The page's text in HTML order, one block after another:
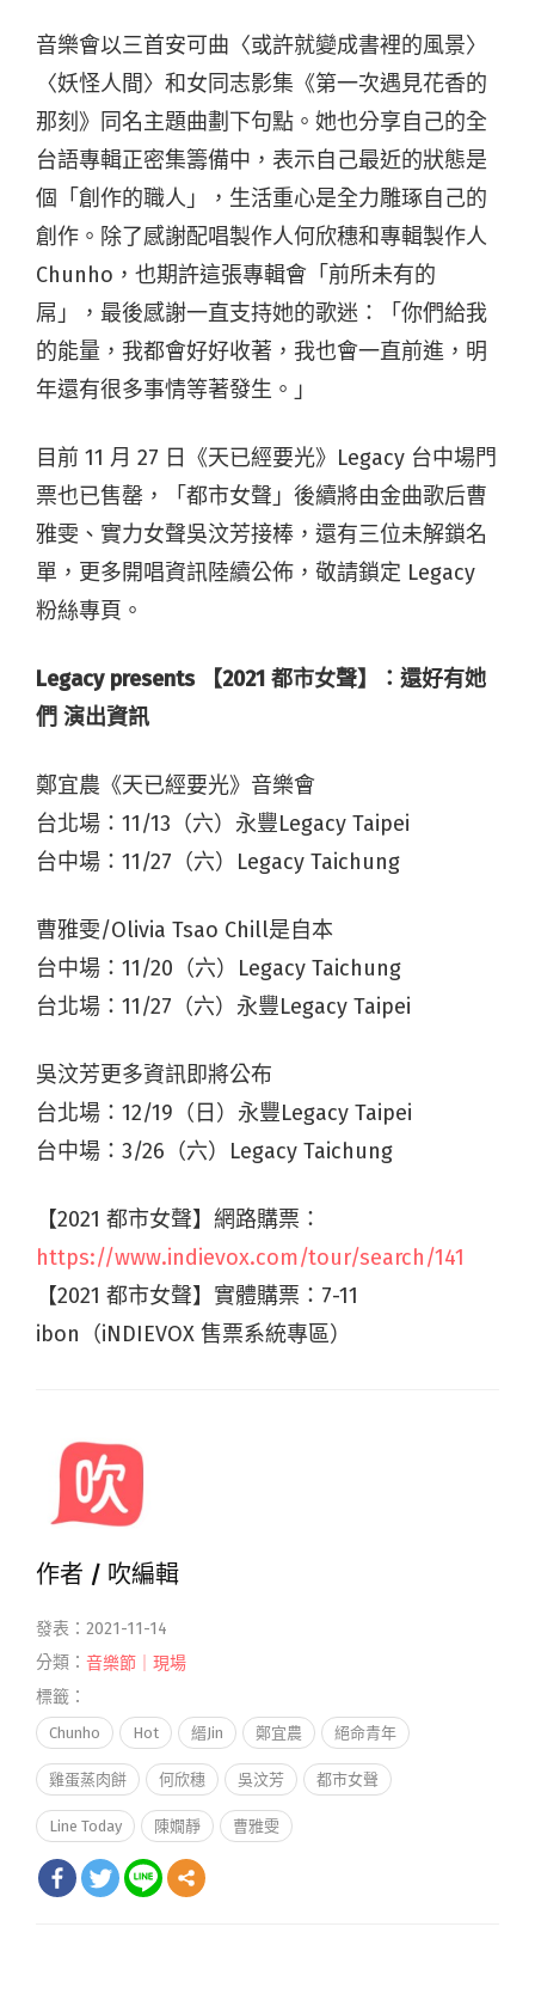
音樂會以三首安可曲〈或許就變成書裡的風景〉
〈妖怪人間〉和女同志影集《第一次遇見花香的
那刻》同名主題曲劃下句點。她也分享自己的全
台語專輯正密集籌備中，表示自己最近的狀態是
個「創作的職人」，生活重心是全力雕琢自己的
創作。除了感謝配唱製作人何欣穗和專輯製作人
Chunho，也期許這張專輯會「前所未有的
屌」，最後感謝一直支持她的歌迷：「你們給我
的能量，我都會好好收著，我也會一直前進，明
年還有很多事情等著發生。」
目前 11 月 27 日《天已經要光》Legacy 台中場門
票也已售罄，「都市女聲」後續將由金曲歌后曹
雅雯、實力女聲吳汶芳接棒，還有三位未解鎖名
單，更多開唱資訊陸續公佈，敬請鎖定 Legacy
粉絲專頁。
Legacy presents 【2021 都市女聲】：還好有她
們 演出資訊
鄭宜農《天已經要光》音樂會
台北場：11/13（六）永豐Legacy Taipei
台中場：11/27（六）Legacy Taichung
曹雅雯/Olivia Tsao Chill是自本
台中場：11/20（六）Legacy Taichung
台北場：11/27（六）永豐Legacy Taipei
吳汶芳更多資訊即將公布
台北場：12/19（日）永豐Legacy Taipei
台中場：3/26（六）Legacy Taichung
【2021 都市女聲】網路購票：
https://www.indievox.com/tour/search/141
【2021 都市女聲】實體購票：7-11
ibon（iNDIEVOX 售票系統專區）
作者 / 吹編輯
發表：2021-11-14
分類： 音樂節｜現場
標籤：
Chunho Hot 縉Jin 鄭宜農 絕命青年
雞蛋蒸肉餅 何欣穗 吳汶芳 都市女聲
Line Today 陳嫺靜 曹雅雯